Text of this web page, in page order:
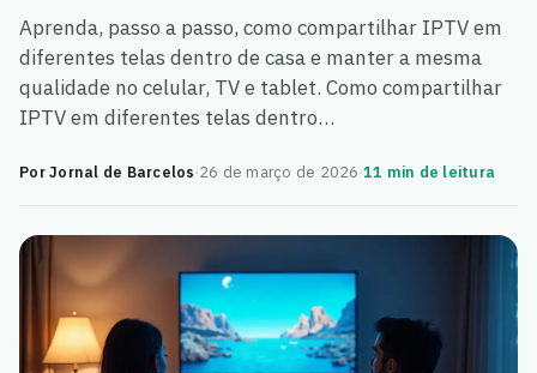
Aprenda, passo a passo, como compartilhar IPTV em
diferentes telas dentro de casa e manter a mesma
qualidade no celular, TV e tablet. Como compartilhar
IPTV em diferentes telas dentro…
Por Jornal de Barcelos·26 de março de 2026·11 min de leitura